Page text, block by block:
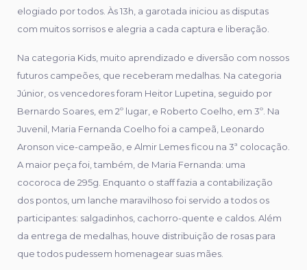
elogiado por todos. Às 13h, a garotada iniciou as disputas
com muitos sorrisos e alegria a cada captura e liberação.
Na categoria Kids, muito aprendizado e diversão com nossos
futuros campeões, que receberam medalhas. Na categoria
Júnior, os vencedores foram Heitor Lupetina, seguido por
Bernardo Soares, em 2º lugar, e Roberto Coelho, em 3º. Na
Juvenil, Maria Fernanda Coelho foi a campeã, Leonardo
Aronson vice-campeão, e Almir Lemes ficou na 3ª colocação.
A maior peça foi, também, de Maria Fernanda: uma
cocoroca de 295g. Enquanto o staff fazia a contabilização
dos pontos, um lanche maravilhoso foi servido a todos os
participantes: salgadinhos, cachorro-quente e caldos. Além
da entrega de medalhas, houve distribuição de rosas para
que todos pudessem homenagear suas mães.